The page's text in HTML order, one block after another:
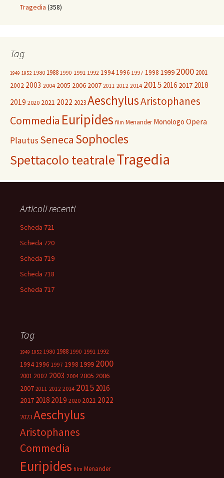
Tragedia (358)
Tag
1949 1952 1980 1988 1990 1991 1992 19941996 1997 1998 1999 2000 2001
2002 2003 2004 2005 2006 2007 2011 2012 2014 2015 2016 2017 2018
2019 2020 2021 2022 2023AeschylusAristophanes
Commedia Euripides film Menander Monologo Opera
PlautusSeneca Sophocles
Spettacolo teatraleTragedia
Articoli recenti
Scheda 721
Scheda 720
Scheda 719
Scheda 718
Scheda 717
Tag
1949 1952 1980 1988 1990 1991 1992
1994 1996 1997 1998 1999 2000
2001 2002 2003 2004 2005 2006
2007 2011 2012 2014 2015 2016
2017 2018 2019 2020 2021 2022
2023Aeschylus
Aristophanes
Commedia
Euripides film Menander